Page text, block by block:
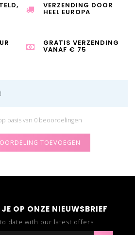
VERZENDING DOOR
HEEL EUROPA
GRATIS VERZENDING
VANAF € 75
basis van 0 beoordelingen
TOEVOEGEN
OP ONZE NIEUWSBRIEF
date with our latest offers